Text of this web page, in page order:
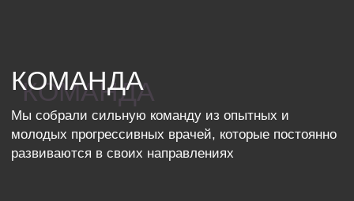
ОТЗЫВЫ
ОТЗЫВЫ